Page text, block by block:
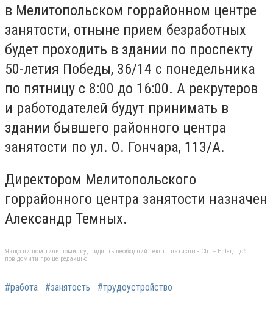
в Мелитопольском горрайонном центре
занятости, отныне прием безработных
будет проходить в здании по проспекту
50-летия Победы, 36/14 с понедельника
по пятницу с 8:00 до 16:00. А рекрутеров
и работодателей будут принимать в
здании бывшего районного центра
занятости по ул. О. Гончара, 113/А.
Директором Мелитопольского
горрайонного центра занятости назначен
Александр Темных.
Якщо ви помітили помилку, виділіть необхідний текст і натисніть Ctrl + Enter, щоб
повідомити про це редакцію
#работа #занятость #трудоустройство